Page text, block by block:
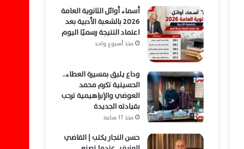
أسماء أوائل الثانوية العامة
2026 بالشعبة الأدبية بعد
اعتماد النتيجة رسميًا اليوم
منذ أسبوع واحد
وداع يليق بمسيرة العطاء..
الحسينية تكرم محمد
العوضي والإبراهيمية ترحب
بقيادته الجديدة
منذ 17 ساعة
حسن النجار يكتب | القاضي